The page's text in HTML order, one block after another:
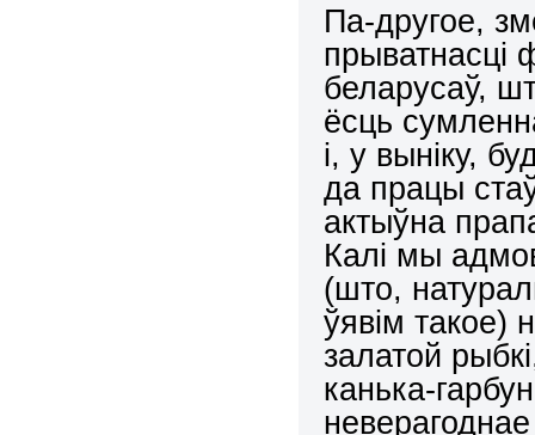
Па-другое,
прыватнасці
беларусаў,
ёсць
і, у выніку,
да працы
актыўна
Калі мы
(што,
ўявім такое)
залатой
канька-